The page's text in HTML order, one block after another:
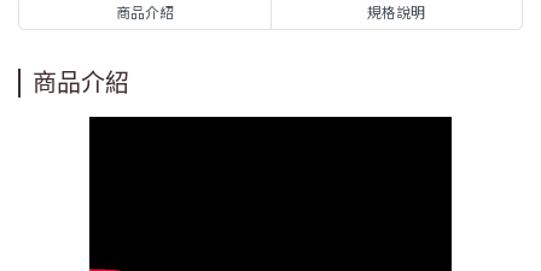
商品介紹 規格說明
商品介紹